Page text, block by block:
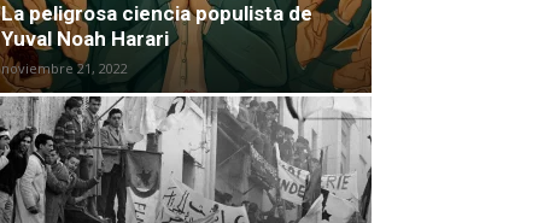
La peligrosa ciencia populista de
Yuval Noah Harari
noviembre 21, 2022